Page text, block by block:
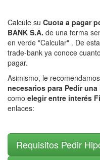
Calcule su Cuota a pagar
BANK S.A. de una forma
en verde "Calcular" . De
trade-bank ya conoce
pagar.
Asimismo, le
necesarios para Pedir
como elegir entre interés
enlaces:
Requisitos Pedir